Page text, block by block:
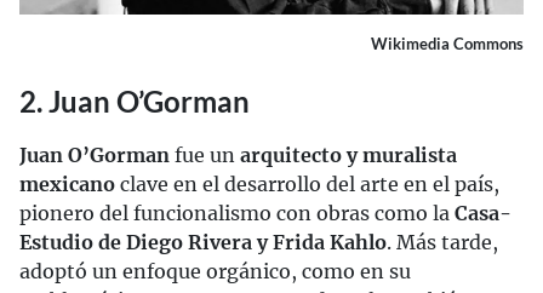
Wikimedia Commons
2. Juan O’Gorman
Juan O’Gorman fue un arquitecto y muralista
mexicano clave en el desarrollo del arte en el país,
pionero del funcionalismo con obras como la Casa-
Estudio de Diego Rivera y Frida Kahlo. Más tarde,
adoptó un enfoque orgánico, como en su